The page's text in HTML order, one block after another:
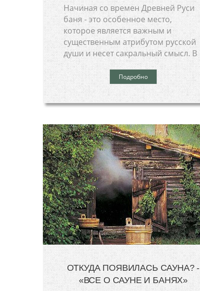
Начиная со времен Древней Руси
баня - это особенное место,
которое является важным и
существенным атрибутом русской
души и несет сакральный смысл. В
Подробно
ОТКУДА ПОЯВИЛАСЬ САУНА? -
«ВСЕ О САУНЕ И БАНЯХ»